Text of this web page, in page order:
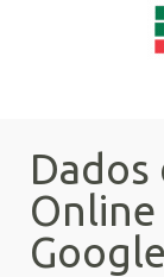
Online